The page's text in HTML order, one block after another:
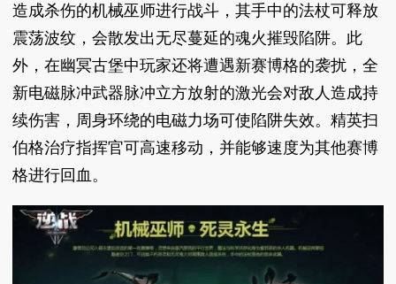
造成杀伤的机械巫师进行战斗，其手中的法杖可释放
震荡波纹，会散发出无尽蔓延的魂火摧毁陷阱。此
外，在幽冥古堡中玩家还将遭遇新赛博格的袭扰，全
新电磁脉冲武器脉冲立方放射的激光会对敌人造成持
续伤害，周身环绕的电磁力场可使陷阱失效。精英扫
伯格治疗指挥官可高速移动，并能够速度为其他赛博
格进行回血。